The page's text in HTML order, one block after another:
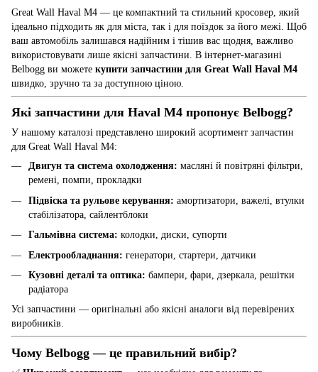
Great Wall Haval M4 — це компактний та стильний кросовер, який
ідеально підходить як для міста, так і для поїздок за його межі. Щоб
ваш автомобіль залишався надійним і тішив вас щодня, важливо
використовувати лише якісні запчастини. В інтернет-магазині
Belbogg ви можете купити запчастини для Great Wall Haval M4
швидко, зручно та за доступною ціною.
Які запчастини для Haval M4 пропонує Belbogg?
У нашому каталозі представлено широкий асортимент запчастин
для Great Wall Haval M4:
Двигун та система охолодження: масляні й повітряні фільтри,
ремені, помпи, прокладки
Підвіска та рульове керування: амортизатори, важелі, втулки
стабілізатора, сайлентблоки
Гальмівна система: колодки, диски, супорти
Електрообладнання: генератори, стартери, датчики
Кузовні деталі та оптика: бампери, фари, дзеркала, решітки
радіатора
Усі запчастини — оригінальні або якісні аналоги від перевірених
виробників.
Чому Belbogg — це правильний вибір?